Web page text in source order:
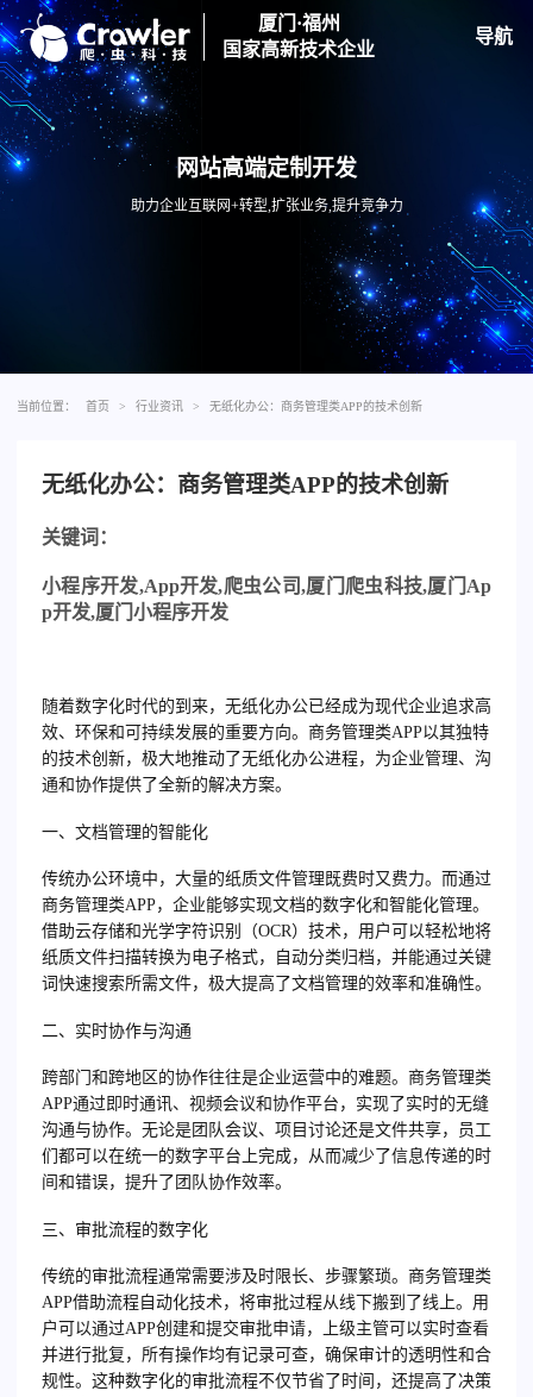
厦门·福州
国家高新技术企业
导航
网站高端定制开发
助力企业互联网+转型,扩张业务,提升竞争力
当前位置： 首页 > 行业资讯 > 无纸化办公：商务管理类APP的技术创新
无纸化办公：商务管理类APP的技术创新
关键词：
小程序开发,App开发,爬虫公司,厦门爬虫科技,厦门 Ap
p开发,厦门小程序开发
随着数字化时代的到来，无纸化办公已经成为现代企业追求高
效、环保和可持续发展的重要方向。商务管理类APP以其独特
的技术创新，极大地推动了无纸化办公进程，为企业管理、沟
通和协作提供了全新的解决方案。
一、文档管理的智能化
传统办公环境中，大量的纸质文件管理既费时又费力。而通过
商务管理类APP，企业能够实现文档的数字化和智能化管理。
借助云存储和光学字符识别（OCR）技术，用户可以轻松地将
纸质文件扫描转换为电子格式，自动分类归档，并能通过关键
词快速搜索所需文件，极大提高了文档管理的效率和准确性。
二、实时协作与沟通
跨部门和跨地区的协作往往是企业运营中的难题。商务管理类
APP通过即时通讯、视频会议和协作平台，实现了实时的无缝
沟通与协作。无论是团队会议、项目讨论还是文件共享，员工
们都可以在统一的数字平台上完成，从而减少了信息传递的时
间和错误，提升了团队协作效率。
三、审批流程的数字化
传统的审批流程通常需要涉及时限长、步骤繁琐。商务管理类
APP借助流程自动化技术，将审批过程从线下搬到了线上。用
户可以通过APP创建和提交审批申请，上级主管可以实时查看
并进行批复，所有操作均有记录可查，确保审计的透明性和合
规性。这种数字化的审批流程不仅节省了时间，还提高了决策